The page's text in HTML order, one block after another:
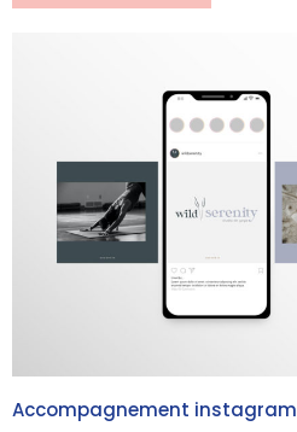
Accompagnement instagram